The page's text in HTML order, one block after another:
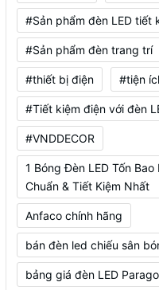
#Sản phẩm đèn LED tiết
#Sản phẩm đèn trang trí
#thiết bị điện #tiện
#Tiết kiệm điện với đèn
#VNDDECOR
1 Bóng Đèn LED Tốn
Chuẩn & Tiết Kiệm Nhất
Anfaco chính hãng
bán đèn led chiếu sân
bảng giá đèn LED